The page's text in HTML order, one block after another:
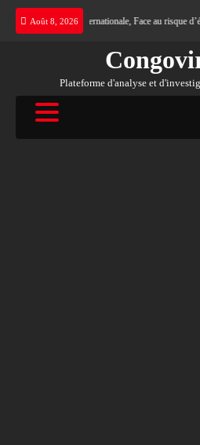
Skip
Août 8, 2026
d’une justice internationale, Face au risque
Plateforme d'analyse et